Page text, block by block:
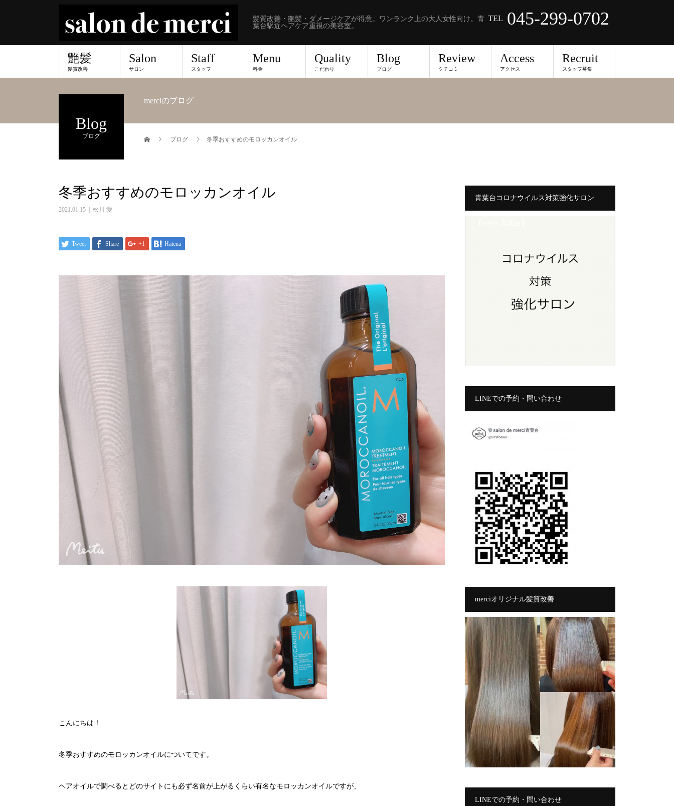
髪質改善・艶髪・ダメージケアが得意。ワンランク上の大人女性向け。青
葉台駅近ヘアケア重視の美容室。
TEL 045-299-0702
艶髪
髪質改善
Salon
サロン
Staff
スタッフ
Menu
料金
Quality
こだわり
Blog
ブログ
Review
クチコミ
Access
アクセス
Recruit
スタッフ募集
Blog
ブログ
merciのブログ
ブログ 冬季おすすめのモロッカンオイル
冬季おすすめのモロッカンオイル
2021.01.15 松川 愛
Tweet Share +1 Hatena
こんにちは！
冬季おすすめのモロッカンオイルについてです。
ヘアオイルで調べるとどのサイトにも必ず名前が上がるくらい有名なモロッカンオイルですが、
青葉台コロナウイルス対策強化サロン
LINEでの予約・問い合わせ
merciオリジナル髪質改善
LINEでの予約・問い合わせ